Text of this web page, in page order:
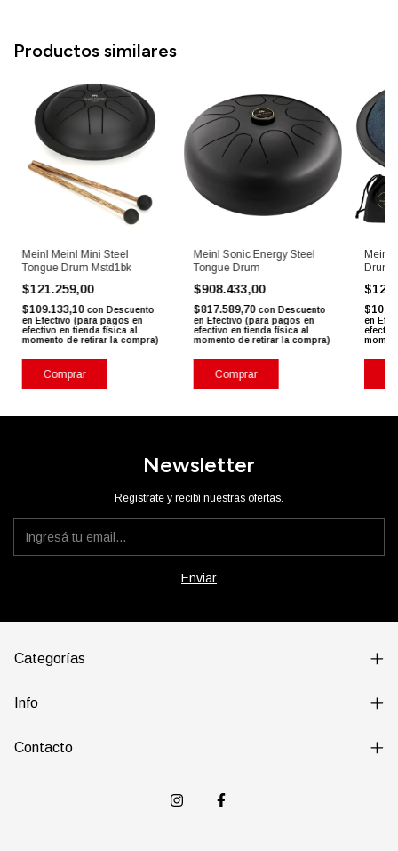
Productos similares
Meinl Meinl Mini Steel
Tongue Drum Mstd1bk
$121.259,00
$109.133,10 con Descuento
en Efectivo (para pagos en
efectivo en tienda física al
momento de retirar la compra)
Comprar
Meinl Sonic Energy Steel
Tongue Drum
$908.433,00
$817.589,70 con Descuento
en Efectivo (para pagos en
efectivo en tienda física al
momento de retirar la compra)
Comprar
Meinl
Drum
en
Newsletter
Registrate y recibí nuestras ofertas.
Categorías
Info
Contacto